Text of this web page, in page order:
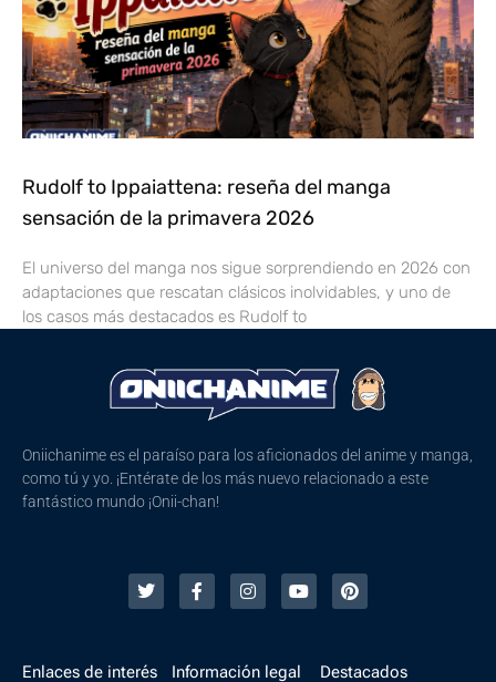
Rudolf to Ippaiattena: reseña del manga
sensación de la primavera 2026
El universo del manga nos sigue sorprendiendo en 2026 con
adaptaciones que rescatan clásicos inolvidables, y uno de
los casos más destacados es Rudolf to
Oniichanime es el paraíso para los aficionados del anime y manga,
como tú y yo. ¡Entérate de los más nuevo relacionado a este
fantástico mundo ¡Onii-chan!
Enlaces de interés Información legal Destacados